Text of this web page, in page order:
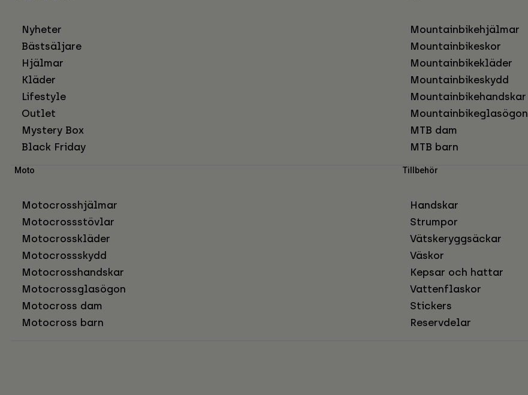
Nyheter
Bästsäljare
Hjälmar
Kläder
Lifestyle
Outlet
Mystery Box
Black Friday
Mountainbikehjälmar
Mountainbikeskor
Mountainbikekläder
Mountainbikeskydd
Mountainbikehandskar
Mountainbikeglasögon
MTB dam
MTB barn
Moto
Motocrosshjälmar
Motocrossstövlar
Motocrosskläder
Motocrossskydd
Motocrosshandskar
Motocrossglasögon
Motocross dam
Motocross barn
Tillbehör
Handskar
Strumpor
Vätskeryggsäckar
Väskor
Kepsar och hattar
Vattenflaskor
Stickers
Reservdelar